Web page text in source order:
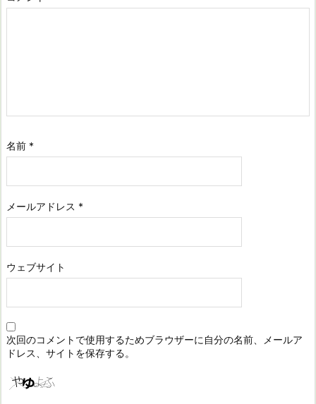
名前 *
メールアドレス *
ウェブサイト
次回のコメントで使用するためブラウザーに自分の名前、メールア
ドレス、サイトを保存する。